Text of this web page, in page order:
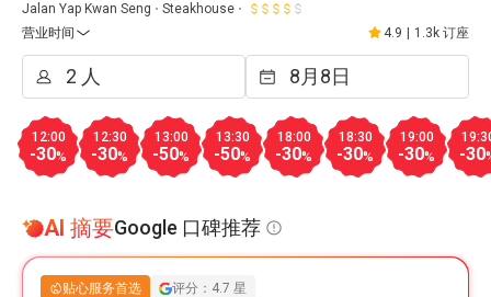
Jalan Yap Kwan Seng
Steakhouse
营业时间
4.9 1.3k 订座
12:00
-30%
12:30
-30%
13:00
-50%
13:30
-50%
18:00
-30%
18:30
-30%
19:00
-30% -30
AI 摘要Google 口碑推荐
贴心服务首选 评分：4.7 星